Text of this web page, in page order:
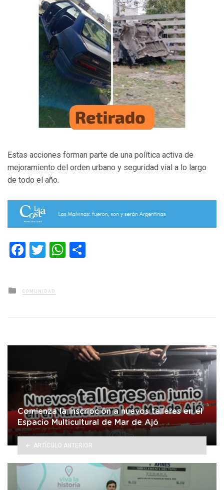
Estas acciones forman parte de una política activa de
mejoramiento del orden urbano y seguridad vial a lo largo
de todo el año.
Facebook
TwitterWhatsApp
Posted
in
COMUNIDAD
Comienza la inscripción a nuevos talleres en el
Espacio Multicultural de Mar de Ajó
ARTÍCULO ANTERIOR